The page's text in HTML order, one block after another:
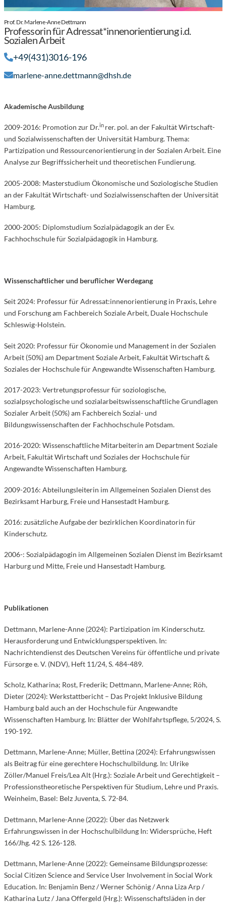
Prof. Dr. Marlene-Anne Dettmann
Professorin für Adressat*innenorientierung i.d.
Sozialen Arbeit
+49(431)3016-196
marlene-anne.dettmann@dhsh.de
Akademische Ausbildung
2009-2016: Promotion zur Dr.in rer. pol. an der Fakultät Wirtschaft-
und Sozialwissenschaften der Universität Hamburg. Thema:
Partizipation und Ressourcenorientierung in der Sozialen Arbeit. Eine
Analyse zur Begriffssicherheit und theoretischen Fundierung.
2005-2008: Masterstudium Ökonomische und Soziologische Studien
an der Fakultät Wirtschaft- und Sozialwissenschaften der Universität
Hamburg.
2000-2005: Diplomstudium Sozialpädagogik an der Ev.
Fachhochschule für Sozialpädagogik in Hamburg.
Wissenschaftlicher und beruflicher Werdegang
Seit 2024: Professur für Adressat:innenorientierung in Praxis, Lehre
und Forschung am Fachbereich Soziale Arbeit, Duale Hochschule
Schleswig-Holstein.
Seit 2020: Professur für Ökonomie und Management in der Sozialen
Arbeit (50%) am Department Soziale Arbeit, Fakultät Wirtschaft &
Soziales der Hochschule für Angewandte Wissenschaften Hamburg.
2017-2023: Vertretungsprofessur für soziologische,
sozialpsychologische und sozialarbeitswissenschaftliche Grundlagen
Sozialer Arbeit (50%) am Fachbereich Sozial- und
Bildungswissenschaften der Fachhochschule Potsdam.
2016-2020: Wissenschaftliche Mitarbeiterin am Department Soziale
Arbeit, Fakultät Wirtschaft und Soziales der Hochschule für
Angewandte Wissenschaften Hamburg.
2009-2016: Abteilungsleiterin im Allgemeinen Sozialen Dienst des
Bezirksamt Harburg, Freie und Hansestadt Hamburg.
2016: zusätzliche Aufgabe der bezirklichen Koordinatorin für
Kinderschutz.
2006-: Sozialpädagogin im Allgemeinen Sozialen Dienst im Bezirksamt
Harburg und Mitte, Freie und Hansestadt Hamburg.
Publikationen
Dettmann, Marlene-Anne (2024): Partizipation im Kinderschutz.
Herausforderung und Entwicklungsperspektiven. In:
Nachrichtendienst des Deutschen Vereins für öffentliche und private
Fürsorge e. V. (NDV), Heft 11/24, S. 484-489.
Scholz, Katharina; Rost, Frederik; Dettmann, Marlene-Anne; Röh,
Dieter (2024): Werkstattbericht – Das Projekt Inklusive Bildung
Hamburg bald auch an der Hochschule für Angewandte
Wissenschaften Hamburg. In: Blätter der Wohlfahrtspflege, 5/2024, S.
190-192.
Dettmann, Marlene-Anne; Müller, Bettina (2024): Erfahrungswissen
als Beitrag für eine gerechtere Hochschulbildung. In: Ulrike
Zöller/Manuel Freis/Lea Alt (Hrg.): Soziale Arbeit und Gerechtigkeit –
Professionstheoretische Perspektiven für Studium, Lehre und Praxis.
Weinheim, Basel: Belz Juventa, S. 72-84.
Dettmann, Marlene-Anne (2022): Über das Netzwerk
Erfahrungswissen in der Hochschulbildung In: Widersprüche, Heft
166/Jhg. 42 S. 126-128.
Dettmann, Marlene-Anne (2022): Gemeinsame Bildungsprozesse:
Social Citizen Science and Service User Involvement in Social Work
Education. In: Benjamin Benz / Werner Schönig / Anna Liza Arp /
Katharina Lutz / Jana Offergeld (Hrg.): Wissenschaftsläden in der